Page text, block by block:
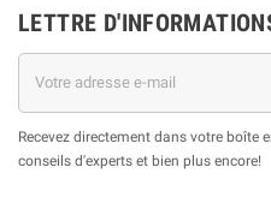
LETTRE
Recevez directement dans votre
conseils d'experts et bien plus encore!